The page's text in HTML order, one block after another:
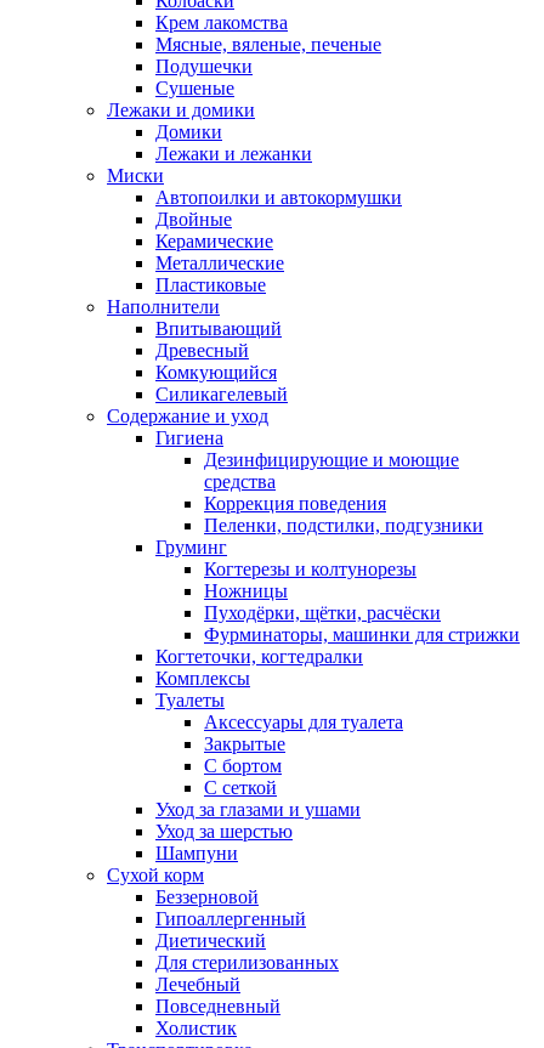
Крем лакомства
Мясные, вяленые, печеные
Подушечки
Сушеные
Лежаки и домики
Домики
Лежаки и лежанки
Миски
Автопоилки и автокормушки
Двойные
Керамические
Металлические
Пластиковые
Наполнители
Впитывающий
Древесный
Комкующийся
Силикагелевый
Содержание и уход
Гигиена
Дезинфицирующие и моющие
средства
Коррекция поведения
Пеленки, подстилки, подгузники
Груминг
Когтерезы и колтунорезы
Ножницы
Пуходёрки, щётки, расчёски
Фурминаторы, машинки для стрижки
Когтеточки, когтедралки
Комплексы
Туалеты
Аксессуары для туалета
Закрытые
С бортом
С сеткой
Уход за глазами и ушами
Уход за шерстью
Шампуни
Сухой корм
Беззерновой
Гипоаллергенный
Диетический
Для стерилизованных
Лечебный
Повседневный
Холистик